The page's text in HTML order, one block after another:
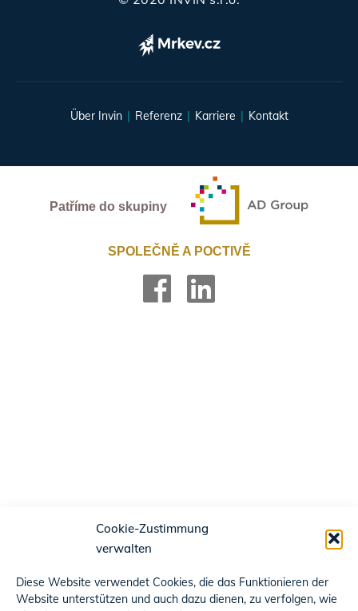
Cookie-Zustimmung
verwalten
Diese Website verwendet Cookies, die das Funktionieren der
Website unterstützen und auch dazu dienen, zu verfolgen, wie
Über Invin Referenz Karriere Kontakt
Patříme do skupiny
SPOLEČNĚ A POCTIVĚ